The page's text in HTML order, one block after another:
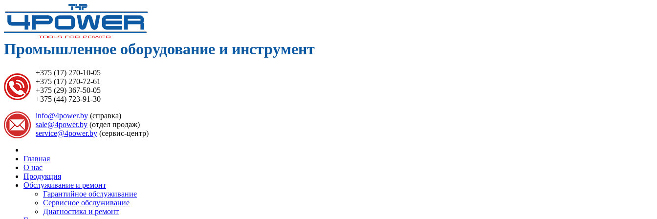
Промышленное оборудование и инструмент
+375 (17) 270-10-05
+375 (17) 270-72-61
+375 (29) 367-50-05
+375 (44) 723-91-30
info@4power.by (справка)
sale@4power.by (отдел продаж)
service@4power.by (сервис-центр)
Главная
О нас
Продукция
Обслуживание и ремонт
Гарантийное обслуживание
Сервисное обслуживание
Диагностика и ремонт